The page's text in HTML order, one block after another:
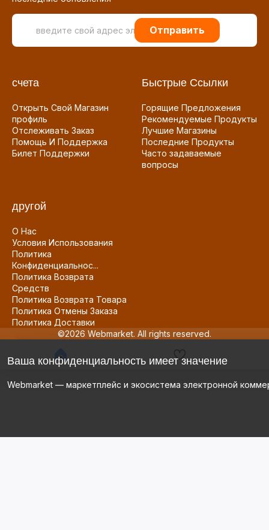
Отправить
счета
Открыть Свой Магазин
профиль
Отслеживать Заказ
Помощь И Поддержка
Билет Поддержки
Быстрые Ссылки
Горящие Предложения
Рекомендуемые Продукты
Лучшие Магазины
Последние Продукты
Часто задаваемые
вопросы
другой
О Нас
Условия Использования
Политика
Конфиденциальнос...
Политика Возврата
Средств
Политика Возврата Товара
Политика Отмены Заказа
Политика Доставки
©2026 Webmarket. All rights reserved.
Ваша конфиденциальность имеет значение
Webmarket — маркетплейс и экосистема электронной